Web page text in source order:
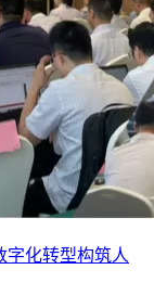
字化转型构筑人